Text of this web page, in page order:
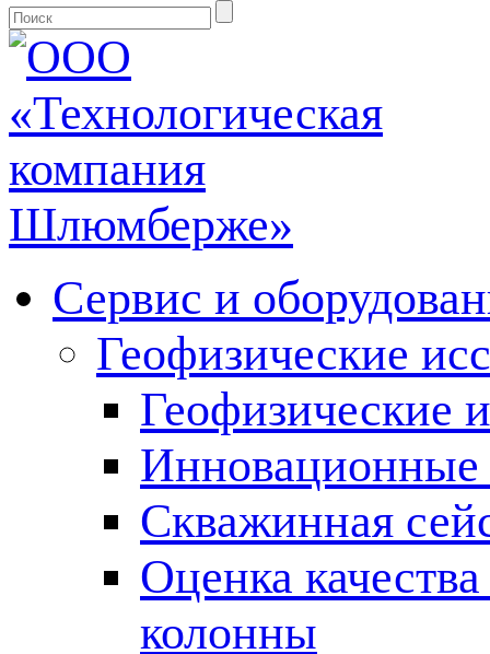
Сервис и
Геофизические
Геофизические
Инновационные
Скважинная
Оценка
колонны